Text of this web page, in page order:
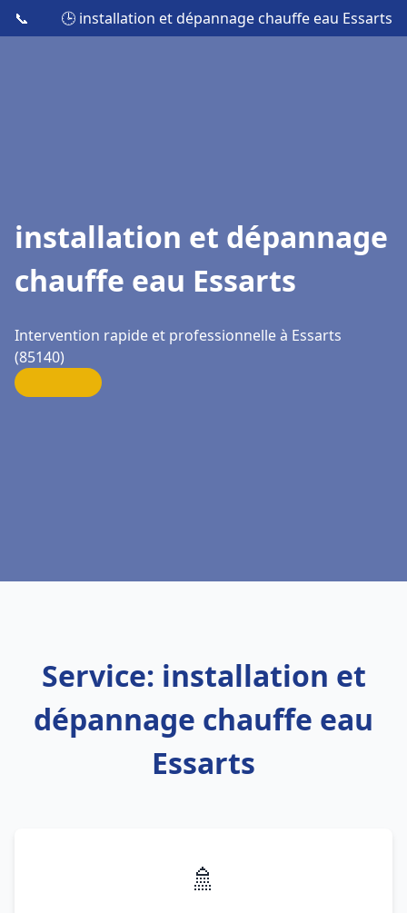
📞 🕒 installation et dépannage chauffe eau Essarts
installation et dépannage
chauffe eau Essarts
Intervention rapide et professionnelle à Essarts
(85140)
Service: installation et
dépannage chauffe eau
Essarts
🚿